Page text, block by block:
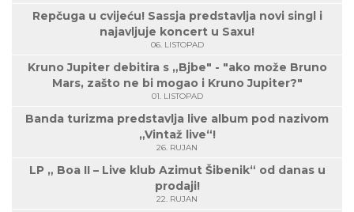
Repčuga u cvijeću! Sassja predstavlja novi singl i
najavljuje koncert u Saxu!
06. LISTOPAD
Kruno Jupiter debitira s „Bjbe" - "ako može Bruno
Mars, zašto ne bi mogao i Kruno Jupiter?"
01. LISTOPAD
Banda turizma predstavlja live album pod nazivom
„Vintaž live“!
26. RUJAN
LP „ Boa II – Live klub Azimut Šibenik“ od danas u
prodaji!
22. RUJAN